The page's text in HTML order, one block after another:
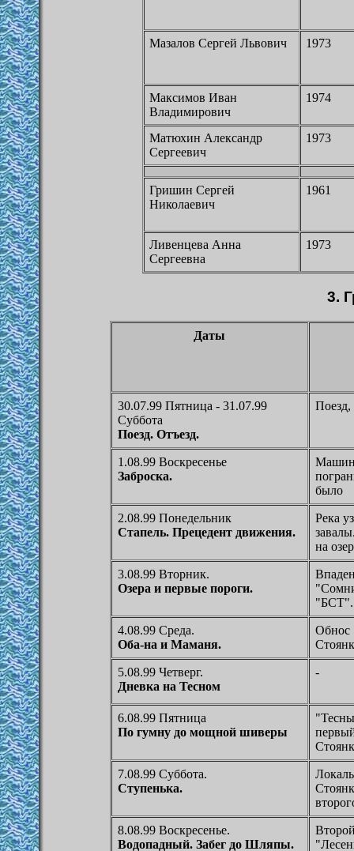
Мазалов Сергей Львович 1973
Максимов Иван
Владимирович
1974
Матюхин Александр
Сергеевич
1973
Гришин Сергей
Николаевич
1961
Ливенцева Анна
Сергеевна
1973
3.
Даты
30.07.99 Пятница - 31.07.99
Суббота
Поезд. Отъезд.
Поезд,
1.08.99 Воскресенье
Заброска.
было
2.08.99 Понедельник
Стапель. Прецедент движения.
Река
на
3.08.99 Вторник.
Озера и первые пороги.
"БСТ".
4.08.99 Среда.
Оба-на и Маманя.
5.08.99 Четверг.
Дневка на Тесном
-
6.08.99 Пятница
По гумну до мощной шиверы
7.08.99 Суббота.
Ступенька.
8.08.99 Воскресенье.
Водопадный. Забег до Шляпы.